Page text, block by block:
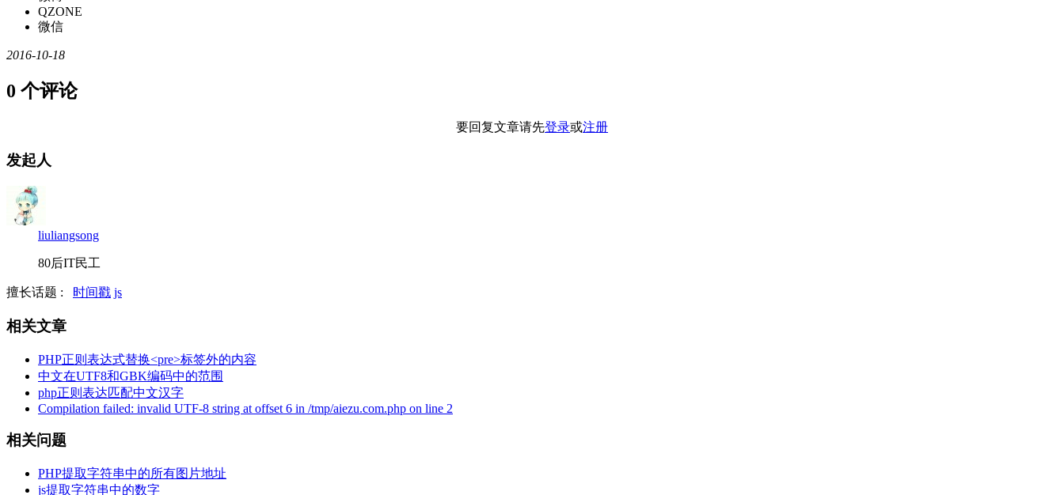
QZONE
微信
2016-10-18
0 个评论
要回复文章请先登录或注册
发起人
liuliangsong
80后IT民工
擅长话题 : 时间戳 js
相关文章
PHP正则表达式替换<pre>标签外的内容
中文在UTF8和GBK编码中的范围
php正则表达匹配中文汉字
Compilation failed: invalid UTF-8 string at offset 6 in /tmp/aiezu.com.php on line 2
相关问题
PHP提取字符串中的所有图片地址
js提取字符串中的数字